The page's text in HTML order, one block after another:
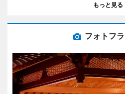
もっと見る
フォトフ